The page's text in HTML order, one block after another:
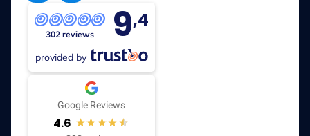
302 reviews 9,4
provided by
Google Reviews
4.6